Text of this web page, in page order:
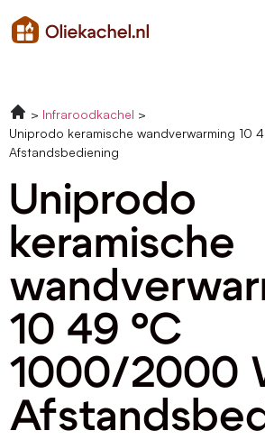
Infraroodkachel
Uniprodo keramische wandverwarming 10
Afstandsbediening
Uniprodo
keramische
10 49 °C
1000/2000